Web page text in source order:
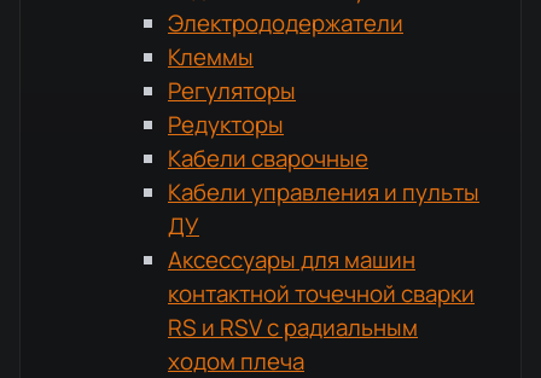
Электрододержатели
Клеммы
Регуляторы
Редукторы
Кабели сварочные
Кабели управления и пульты
ДУ
Аксессуары для машин
контактной точечной сварки
RS и RSV с радиальным
ходом плеча